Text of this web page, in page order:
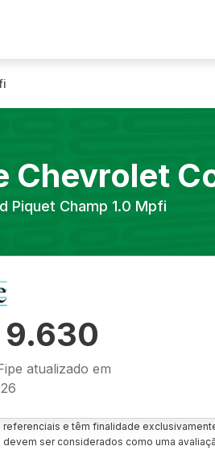
Chevrolet
Piquet Champ 1.0 Mpfi
9.630
atualizado em
e têm finalidade
ser considerados como uma